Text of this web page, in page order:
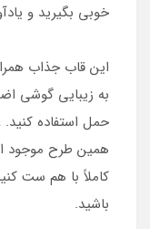
خوبی بگیرید و
این قاب جذاب
به زیبایی گوشی
حمل استفاده
همین طرح موجود
کاملاً با هم ست
باشید.